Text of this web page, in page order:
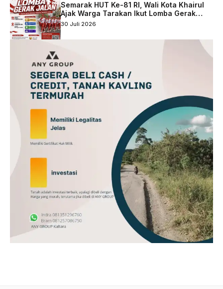
Semarak HUT Ke-81 RI, Wali Kota Khairul
Ajak Warga Tarakan Ikut Lomba Gerak
Jalan
30 Juli 2026